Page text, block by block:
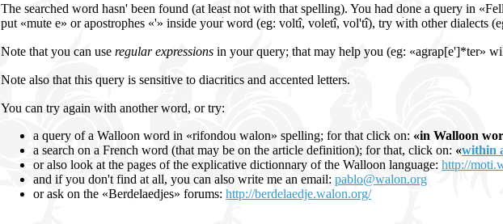
The searched word hasn' been found (at least not with that spelling). You had done a query in
put «mute e» or apostrophes «'» inside your word (eg: voltî, voletî, vol'tî), try with other dialects
Note that you can use regular expressions in your query; that may help you (eg: «agrap[e']*ter»
Note also that this query is sensitive to diacritics and accented letters.
You can try again with another word, or try:
a query of a Walloon word in «rifondou walon» spelling; for that click on: «in Walloon
a search on a French word (that may be on the article definition); for that, click on: «within
or also look at the pages of the explicative dictionnary of the Walloon language: http://
and if you don't find at all, you can also write me an email: pablo@walon.org
or ask on the «Berdelaedjes» forums: http://berdelaedje.walon.org/